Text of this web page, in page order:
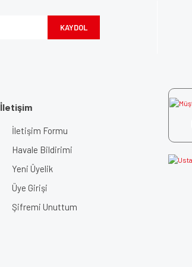
KAYDOL
İletişim
İletişim Formu
Havale Bildirimi
Yeni Üyelik
Üye Girişi
Şifremi Unuttum